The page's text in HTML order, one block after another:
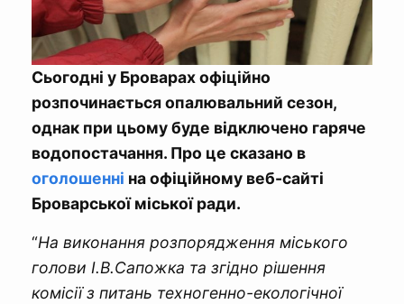
Сьогодні у Броварах офіційно
розпочинається опалювальний сезон,
однак при цьому буде відключено гаряче
водопостачання. Про це сказано в
оголошенні на офіційному веб-сайті
Броварської міської ради.
“На виконання розпорядження міського
голови І.В.Сапожка та згідно рішення
комісії з питань техногенно-екологічної